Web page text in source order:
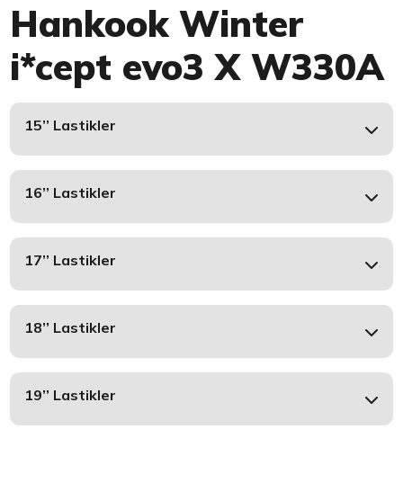
Hankook Winter
i*cept evo3 X W330A
15’’ Lastikler
16’’ Lastikler
17’’ Lastikler
18’’ Lastikler
19’’ Lastikler